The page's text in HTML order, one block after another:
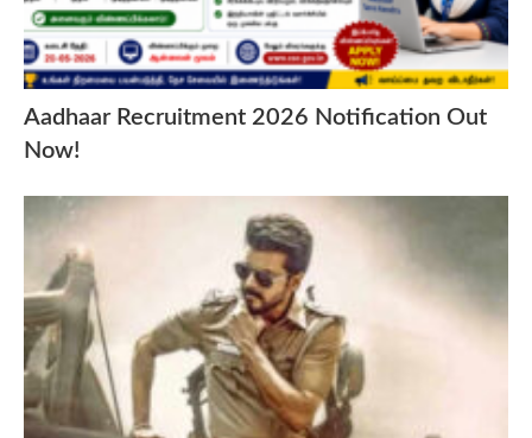
Aadhaar Recruitment 2026 Notification Out
Now!